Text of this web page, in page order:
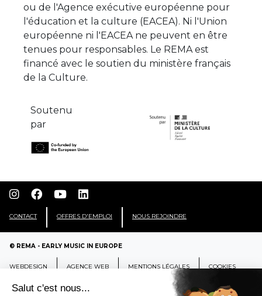
ou de l'Agence exécutive européenne pour
l'éducation et la culture (EACEA). Ni l'Union
européenne ni l'EACEA ne peuvent en être
tenues pour responsables. Le REMA est
financé avec le soutien du ministère français
de la Culture.
Soutenu
par
CONTACT OFFRES D'EMPLOI NOUS REJOINDRE
© REMA - EARLY MUSIC IN EUROPE
WEBDESIGN AGENCE WEB MENTIONS LÉGALES COOKIES